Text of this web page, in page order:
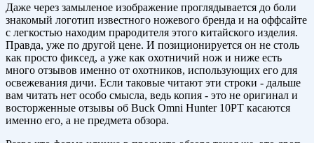
Даже через замыленое изображение проглядывается до боли
знакомый логотип известного ножевого бренда и на оффсайте
с легкостью находим прародителя этого китайского изделия.
Правда, уже по другой цене. И позиционируется он не столь
как просто фиксед, а уже как охотничий нож и ниже есть
много отзывов именно от охотников, использующих его для
освежевания дичи. Если таковые читают эти строки - дальше
вам читать нет особо смысла, ведь копия - это не оригинал и
восторженные отзывы об Buck Omni Hunter 10PT касаются
именно его, а не предмета обзора.